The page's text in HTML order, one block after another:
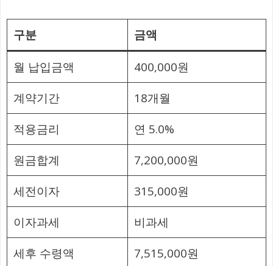
구분 금액
월 납입금액
400,000원
계약기간
18개월
적용금리
연 5.0%
원금합계
7,200,000원
세전이자
315,000원
이자과세
비과세
세후 수령액
7,515,000원